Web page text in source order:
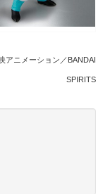
アニメーション／BANDAI
SPIRITS